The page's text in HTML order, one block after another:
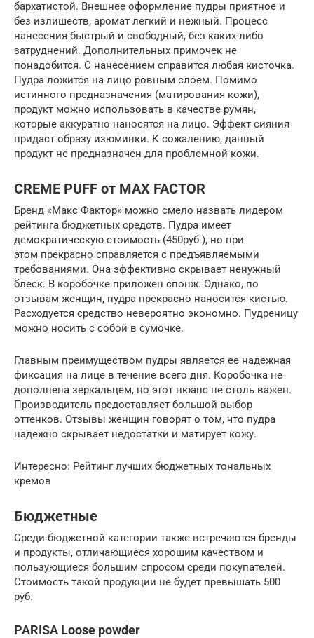
бархатистой. Внешнее оформление пудры приятное и
без излишеств, аромат легкий и нежный. Процесс
нанесения быстрый и свободный, без каких-либо
затруднений. Дополнительных примочек не
понадобится. С нанесением справится любая кисточка.
Пудра ложится на лицо ровным слоем. Помимо
истинного предназначения (матирования кожи),
продукт можно использовать в качестве румян,
которые аккуратно наносятся на лицо. Эффект сияния
придаст образу изюминки. К сожалению, данный
продукт не предназначен для проблемной кожи.
CREME PUFF от MAX FACTOR
Бренд «Макс Фактор» можно смело назвать лидером
рейтинга бюджетных средств. Пудра имеет
демократическую стоимость (450руб.), но при
этом прекрасно справляется с предъявляемыми
требованиями. Она эффективно скрывает ненужный
блеск. В коробочке приложен спонж. Однако, по
отзывам женщин, пудра прекрасно наносится кистью.
Расходуется средство невероятно экономно. Пудреницу
можно носить с собой в сумочке.
Главным преимуществом пудры является ее надежная
фиксация на лице в течение всего дня. Коробочка не
дополнена зеркальцем, но этот нюанс не столь важен.
Производитель предоставляет большой выбор
оттенков. Отзывы женщин говорят о том, что пудра
надежно скрывает недостатки и матирует кожу.
Интересно: Рейтинг лучших бюджетных тональных
кремов
Бюджетные
Среди бюджетной категории также встречаются бренды
и продукты, отличающиеся хорошим качеством и
пользующиеся большим спросом среди покупателей.
Стоимость такой продукции не будет превышать 500
руб.
PARISA Loose powder